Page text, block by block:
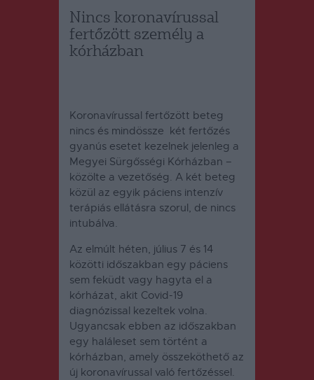
Nincs koronavírussal
fertőzött személy a
kórházban
Koronavírussal fertőzött beteg
nincs és mindössze két fertőzés
gyanús esetet kezelnek jelenleg a
Megyei Sürgősségi Kórházban –
közölte a vezetőség. A két beteg
közül az egyik páciens intenzív
terápiás ellátásra szorul, de nincs
intubálva.
Az elmúlt héten, július 7 és 14
közötti időszakban egy páciens
sem feküdt vagy hagyta el a
kórházat, akit Covid-19
diagnózissal kezeltek volna.
Ugyancsak ebben az időszakban
egy haláleset sem történt a
kórházban, amely összeköthető az
új koronavírussal való fertőzéssel.